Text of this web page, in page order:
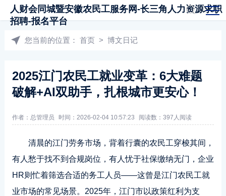
人财会同城暨安徽农民工服务网-长三角人力资源求职
招聘-报名平台
您当前的位置： 首页 > 博文日记
2025江门农民工就业变革：6大难题
破解+AI双助手，扎根城市更安心！
作者：总管理员 时间：2026-02-04 10:57:23 阅读数：397人阅读
清晨的江门劳务市场，背着行囊的农民工穿梭其间，
有人愁于找不到合规岗位，有人忧于社保缴纳无门，企业
HR则忙着筛选合适的务工人员——这曾是江门农民工就
业市场的常见场景。2025年，江门市以政策红利为支